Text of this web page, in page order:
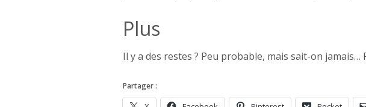
Plus
Il y a des restes ? Peu probable, mais sait-on jamais…
Partager :